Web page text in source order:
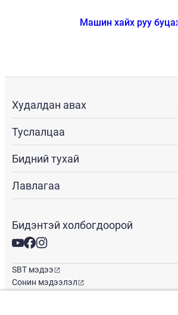
Машин хайх руу буцах
Худалдан авах
Туслалцаа
Бидний тухай
Лавлагаа
Бидэнтэй холбогдоорой
SBT мэдээ
Сонин мэдээлэл